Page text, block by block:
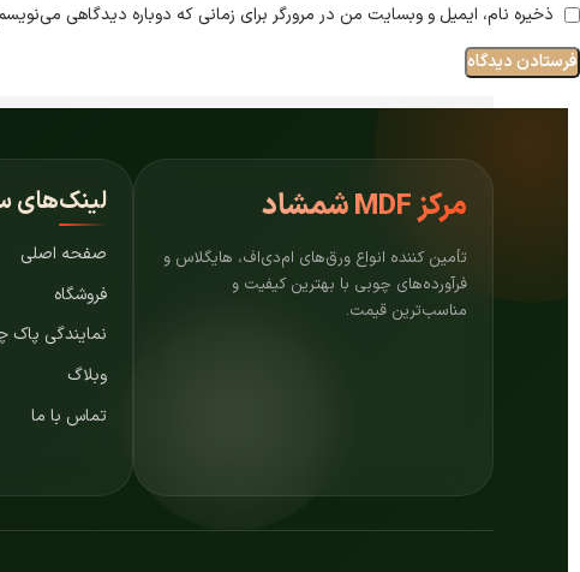
ذخیره نام، ایمیل و وبسایت من در مرورگر برای زمانی که دوباره دیدگاهی
مرکزMDF شمشاد
تأمین کننده انواع ورق‌های ام‌دی‌اف، هایگلاس و
فرآورده‌های چوبی با بهترین کیفیت و
مناسب‌ترین قیمت.
لینک‌های
صفحه اصلی
فروشگاه
نمایندگی پاک
وبلاگ
تماس با ما